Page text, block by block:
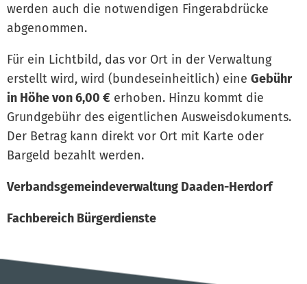
werden auch die notwendigen Fingerabdrücke
abgenommen.
Für ein Lichtbild, das vor Ort in der Verwaltung
erstellt wird, wird (bundeseinheitlich) eine Gebühr
in Höhe von 6,00 € erhoben. Hinzu kommt die
Grundgebühr des eigentlichen Ausweisdokuments.
Der Betrag kann direkt vor Ort mit Karte oder
Bargeld bezahlt werden.
Verbandsgemeindeverwaltung Daaden-Herdorf
Fachbereich Bürgerdienste